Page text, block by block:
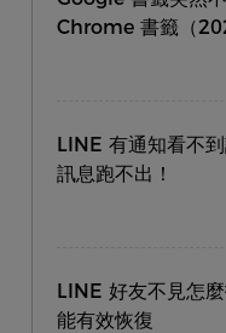
Chrome 書籤（
LINE 有通知看不
訊息跑不出！
LINE 好友不見怎
能有效恢復